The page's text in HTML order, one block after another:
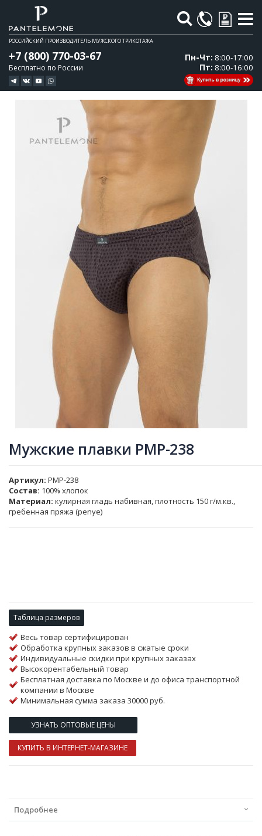
Поиск
РОССИЙСКИЙ ПРОИЗВОДИТЕЛЬ МУЖСКОГО ТРИКОТАЖА
+7 (800) 770-03-67
Бесплатно по России
Пн-Чт: 8:00-17:00
Пт: 8:00-16:00
галереи
изображений
галереи
изображений
Мужские плавки PMP-238
Артикул PMP-238
Состав: 100% хлопок
Материал: кулирная гладь набивная, плотность 150 г/м.кв.,
гребенная пряжа (penye)
Таблица размеров
Весь товар сертифицирован
Обработка крупных заказов в сжатые сроки
Индивидуальные скидки при крупных заказах
Высокорентабельный товар
Бесплатная доставка по Москве и до офиса транспортной
компании в Москве
Минимальная сумма заказа 30000 руб.
УЗНАТЬ ОПТОВЫЕ ЦЕНЫ
КУПИТЬ В ИНТЕРНЕТ-МАГАЗИНЕ
Подробнее